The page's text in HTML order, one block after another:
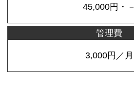
45,000円・－
管理費
3,000円／月